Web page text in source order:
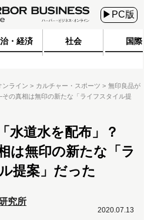
▶PC版
・経済 社会 国際
ンライン カルチャー・スポーツ
無印良品が
の真相は無印の新たな「ライフスタイル提
水道水を配布」？
無印の新たな「ラ
提案」だった
究所
2020.07.13